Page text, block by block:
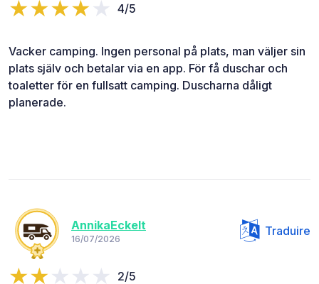
4/5
Vacker camping. Ingen personal på plats, man väljer sin
plats själv och betalar via en app. För få duschar och
toaletter för en fullsatt camping. Duscharna dåligt
planerade.
AnnikaEckelt
16/07/2026
Traduire
2/5